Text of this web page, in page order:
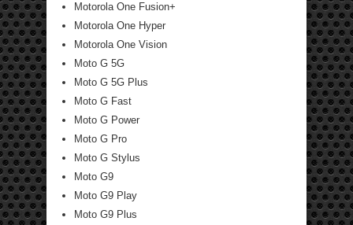
Motorola One Fusion+
Motorola One Hyper
Motorola One Vision
Moto G 5G
Moto G 5G Plus
Moto G Fast
Moto G Power
Moto G Pro
Moto G Stylus
Moto G9
Moto G9 Play
Moto G9 Plus